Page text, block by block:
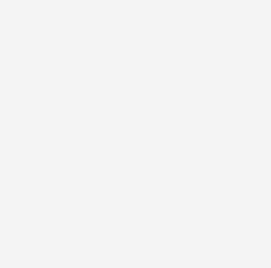
Raumklimalösung Airconomy
erweitert. Mit einem
33 kg/m² eignet sich das System
für Holzbalkendecken. Die
liegt bei
ist als beim Nassestrich,